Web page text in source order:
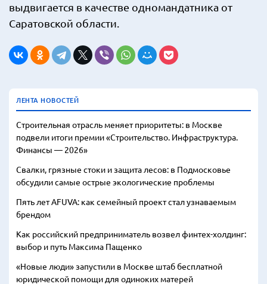
выдвигается в качестве одномандатника от
Саратовской области.
ЛЕНТА НОВОСТЕЙ
Строительная отрасль меняет приоритеты: в Москве
подвели итоги премии «Строительство. Инфраструктура.
Финансы — 2026»
Свалки, грязные стоки и защита лесов: в Подмосковье
обсудили самые острые экологические проблемы
Пять лет AFUVA: как семейный проект стал узнаваемым
брендом
Как российский предприниматель возвел финтех-холдинг:
выбор и путь Максима Пащенко
«Новые люди» запустили в Москве штаб бесплатной
юридической помощи для одиноких матерей